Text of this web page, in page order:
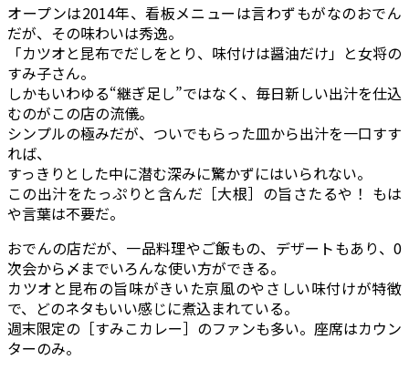
オープンは2014年、看板メニューは言わずもがなのおでん
だが、その味わいは秀逸。
「カツオと昆布でだしをとり、味付けは醤油だけ」と女将の
すみ子さん。
しかもいわゆる“継ぎ足し”ではなく、毎日新しい出汁を仕込
むのがこの店の流儀。
シンプルの極みだが、ついでもらった皿から出汁を一口すす
れば、
すっきりとした中に潜む深みに驚かずにはいられない。
この出汁をたっぷりと含んだ［大根］の旨さたるや！ もは
や言葉は不要だ。
おでんの店だが、一品料理やご飯もの、デザートもあり、0
次会から〆までいろんな使い方ができる。
カツオと昆布の旨味がきいた京風のやさしい味付けが特徴
で、どのネタもいい感じに煮込まれている。
週末限定の［すみこカレー］のファンも多い。座席はカウン
ターのみ。